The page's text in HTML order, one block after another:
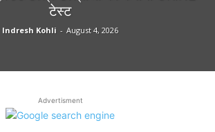
टेस्ट
Indresh Kohli - August 4, 2026
Advertisment